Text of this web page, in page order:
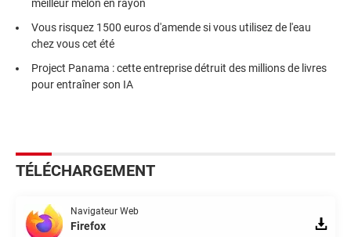
meilleur melon en rayon
Vous risquez 1500 euros d'amende si vous utilisez de l'eau
chez vous cet été
Project Panama : cette entreprise détruit des millions de livres
pour entraîner son IA
TÉLÉCHARGEMENT
Navigateur Web
Firefox